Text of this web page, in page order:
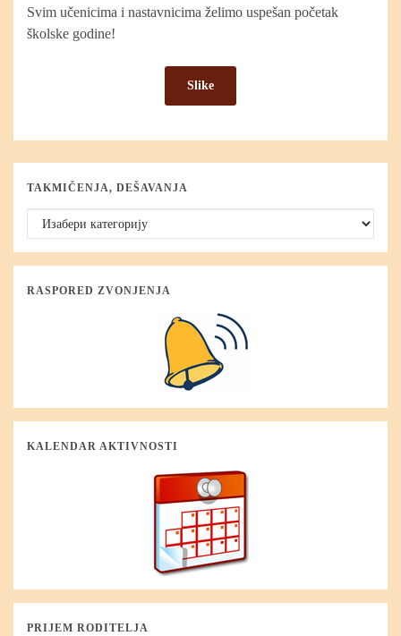
Svim učenicima i nastavnicima želimo uspešan početak
školske godine!
Slike
TAKMIČENJA, DEŠAVANJA
Takmičenja, dešavanja
RASPORED ZVONJENJA
KALENDAR AKTIVNOSTI
PRIJEM RODITELJA